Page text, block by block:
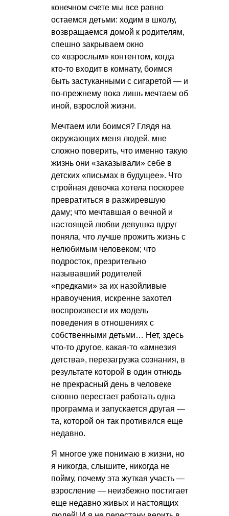
конечном счете мы все равно
остаемся детьми: ходим в школу,
возвращаемся домой к родителям,
спешно закрываем окно
со «взрослым» контентом, когда
кто-то входит в комнату, боимся
быть застуканными с сигаретой — и
по-прежнему пока лишь мечтаем об
иной, взрослой жизни.
Мечтаем или боимся? Глядя на
окружающих меня людей, мне
сложно поверить, что именно такую
жизнь они «заказывали» себе в
детских «письмах в будущее». Что
стройная девочка хотела поскорее
превратиться в разжиревшую
даму; что мечтавшая о вечной и
настоящей любви девушка вдруг
поняла, что лучше прожить жизнь с
нелюбимым человеком; что
подросток, презрительно
называвший родителей
«предками» за их назойливые
нравоучения, искренне захотел
воспроизвести их модель
поведения в отношениях с
собственными детьми… Нет, здесь
что-то другое, какая-то «амнезия
детства», перезагрузка сознания, в
результате которой в один отнюдь
не прекрасный день в человеке
словно перестает работать одна
программа и запускается другая —
та, которой он так противился еще
недавно.
Я многое уже понимаю в жизни, но
я никогда, слышите, никогда не
пойму, почему эта жуткая участь —
взросление — неизбежно постигает
еще недавно живых и настоящих